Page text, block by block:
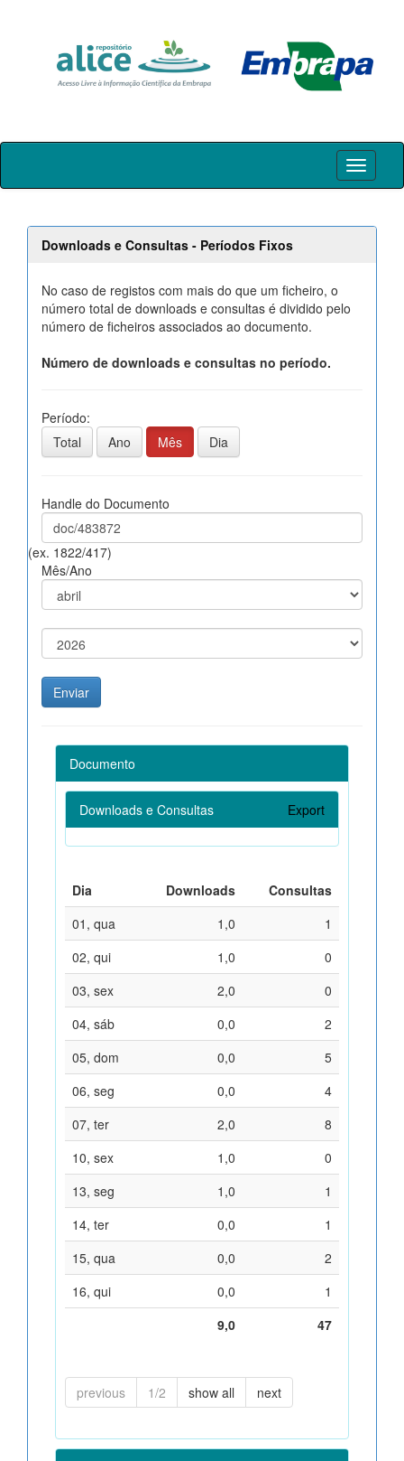
Skip
Downloads e Consultas - Períodos Fixos
No caso de registos com mais do que um ficheiro, o
número total de downloads e consultas é dividido pelo
número de ficheiros associados ao documento.
Número de downloads e consultas no período.
Período:
Total
Ano Mês Dia
Handle do Documento
(ex. 1822/417)
Mês/Ano
Documento
Downloads e Consultas Export
Dia Downloads
Consultas
01, qua
1,0
1
02, qui
1,0
0
03, sex
2,0
0
04, sáb
0,0
2
05, dom
0,0
5
06, seg
0,0
4
07, ter
2,0
8
10, sex
1,0
0
13, seg
1,0
1
14, ter
0,0
1
15, qua
0,0
2
16, qui
0,0
1
9,0
47
previous 1/2 show all next